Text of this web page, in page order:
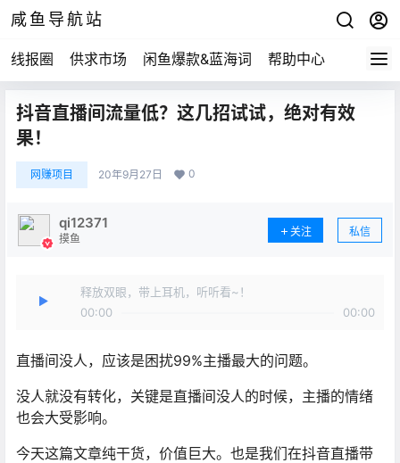
咸鱼导航站
线报圈 供求市场 闲鱼爆款&蓝海词 帮助中心
抖音直播间流量低？这几招试试，绝对有效
果！
网赚项目 20年9月27日 0
qi12371
摸鱼
关注 私信
释放双眼，带上耳机，听听看~！
00:00
00:00
直播间没人，应该是困扰99%主播最大的问题。
没人就没有转化，关键是直播间没人的时候，主播的情绪
也会大受影响。
今天这篇文章纯干货，价值巨大。也是我们在抖音直播带